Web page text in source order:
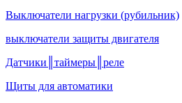
Выключатели нагрузки (рубильник)
выключатели защиты двигателя
Датчики║таймеры║реле
Щиты для автоматики